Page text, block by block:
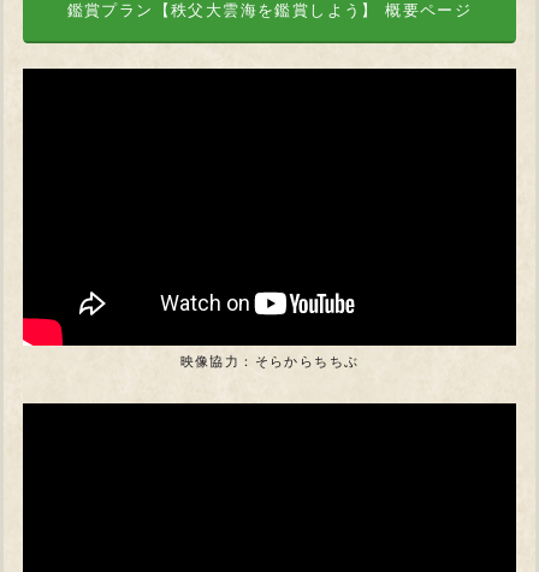
鑑賞プラン【秩父大雲海を鑑賞しよう】 概要ページ
映像協力：そらからちちぶ